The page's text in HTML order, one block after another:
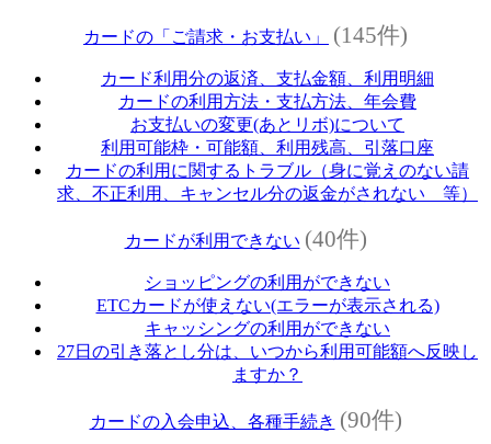
カードの「ご請求・お支払い」 (145件)
カード利用分の返済、支払金額、利用明細
カードの利用方法・支払方法、年会費
お支払いの変更(あとリボ)について
利用可能枠・可能額、利用残高、引落口座
カードの利用に関するトラブル（身に覚えのない請
求、不正利用、キャンセル分の返金がされない 等）
カードが利用できない (40件)
ショッピングの利用ができない
ETCカードが使えない(エラーが表示される)
キャッシングの利用ができない
27日の引き落とし分は、いつから利用可能額へ反映し
ますか？
カードの入会申込、各種手続き (90件)